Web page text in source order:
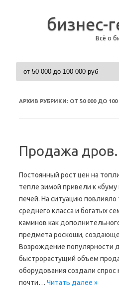
бизнес-
Всё о
Перейти к содержимому
АРХИВ РУБРИКИ: ОТ 50 000 ДО 100
Продажа дров.
Постоянный рост цен на
тепле зимой привели к
печей. На ситуацию
среднего класса и богатых
каминов как
предмета роскоши,
Возрождение популярности
быстрорастущий объем
оборудования создали спрос
почти… Читать далее »